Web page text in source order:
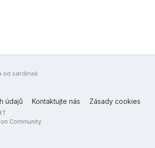
od sardinek
údajů Kontaktujte nás Zásady cookies
Community